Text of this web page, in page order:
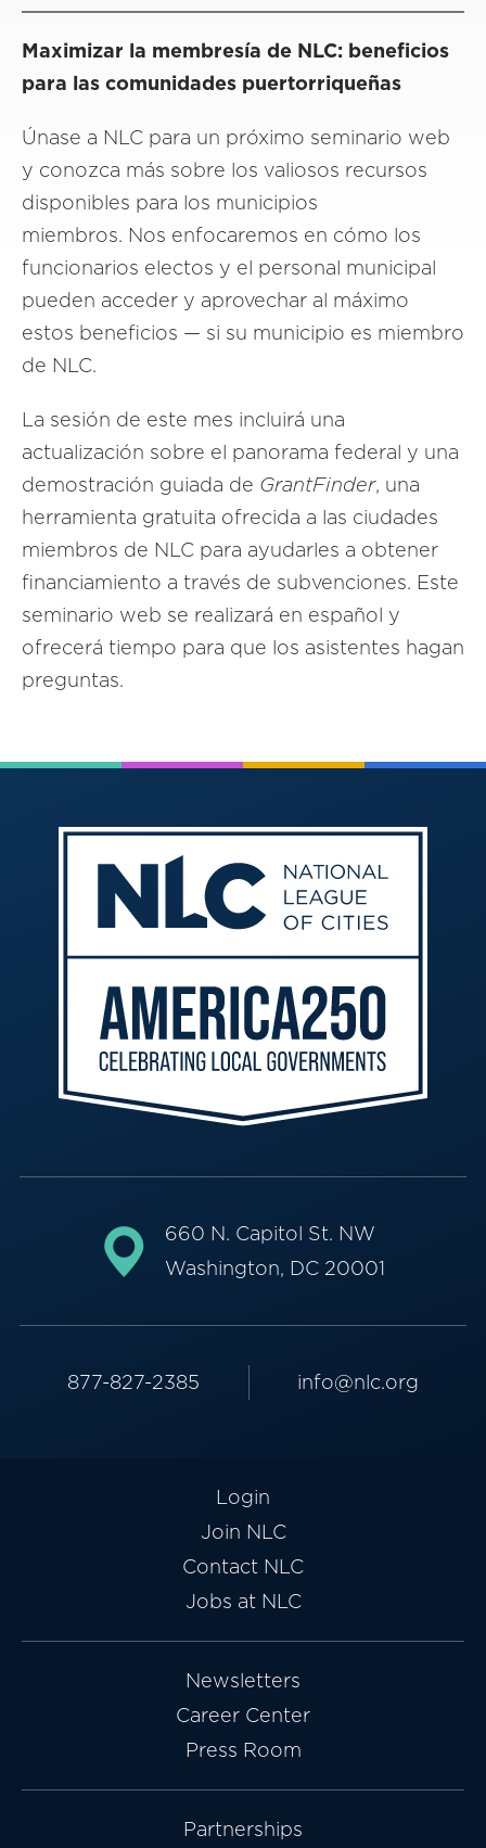
Maximizar la membresía de NLC: beneficios
para las comunidades puertorriqueñas
Únase a NLC para un próximo seminario web
y conozca más sobre los valiosos recursos
disponibles para los municipios
miembros. Nos enfocaremos en cómo los
funcionarios electos y el personal municipal
pueden acceder y aprovechar al máximo
estos beneficios — si su municipio es miembro
de NLC.
La sesión de este mes incluirá una
actualización sobre el panorama federal y una
demostración guiada de GrantFinder, una
herramienta gratuita ofrecida a las ciudades
miembros de NLC para ayudarles a obtener
financiamiento a través de subvenciones. Este
seminario web se realizará en español y
ofrecerá tiempo para que los asistentes hagan
preguntas.
660 N. Capitol St. NW
Washington, DC 20001
877-827-2385 info@nlc.org
Login
Join NLC
Contact NLC
Jobs at NLC
Newsletters
Career Center
Press Room
Partnerships